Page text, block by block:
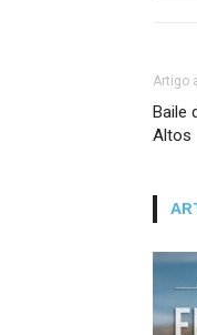
Artigo
Baile
Altos